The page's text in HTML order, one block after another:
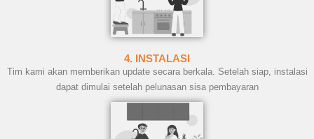
4. INSTALASI
Tim kami akan memberikan update secara berkala. Setelah siap, instalasi
dapat dimulai setelah pelunasan sisa pembayaran